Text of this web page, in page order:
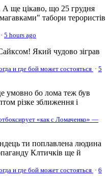
А ще цікаво, що 25 грудня
табори терористів
· 5 hours ago
Який чудово зіграв
и где бой может состояться · 5
умовно бо лома теж був
різке зближення і
«как с Ломаченко» —
ти поплавлена людина
Клтичків ще й
и где бой может состояться · 6